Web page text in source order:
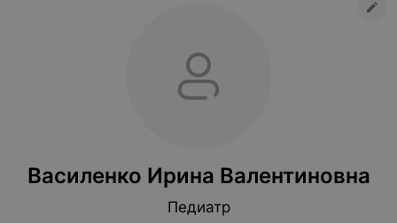
Василенко Ирина Валентиновна
Педиатр